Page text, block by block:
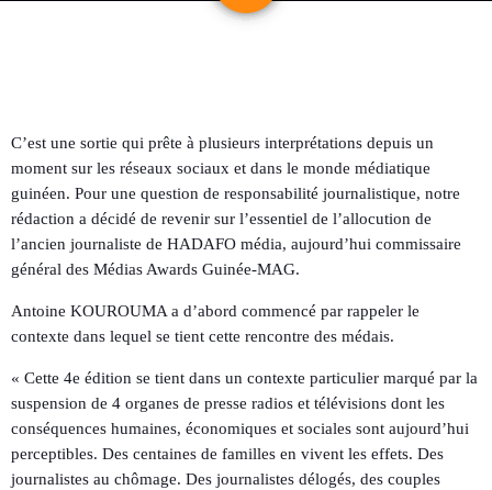
C’est une sortie qui prête à plusieurs interprétations depuis un
moment sur les réseaux sociaux et dans le monde médiatique
guinéen. Pour une question de responsabilité journalistique, notre
rédaction a décidé de revenir sur l’essentiel de l’allocution de
l’ancien journaliste de HADAFO média, aujourd’hui commissaire
général des Médias Awards Guinée-MAG.
Antoine KOUROUMA a d’abord commencé par rappeler le
contexte dans lequel se tient cette rencontre des médais.
« Cette 4e édition se tient dans un contexte particulier marqué par la
suspension de 4 organes de presse radios et télévisions dont les
conséquences humaines, économiques et sociales sont aujourd’hui
perceptibles. Des centaines de familles en vivent les effets. Des
journalistes au chômage. Des journalistes délogés, des couples